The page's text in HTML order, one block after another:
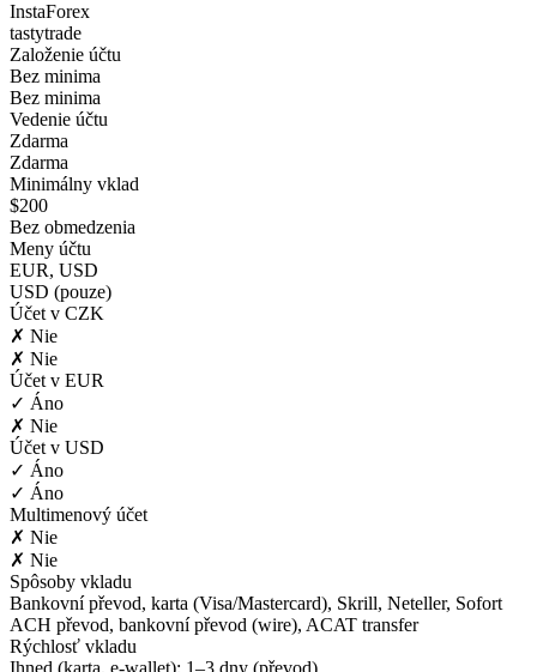
InstaForex
tastytrade
Založenie účtu
Bez minima
Bez minima
Vedenie účtu
Zdarma
Zdarma
Minimálny vklad
$200
Bez obmedzenia
Meny účtu
EUR, USD
USD (pouze)
Účet v CZK
✗ Nie
✗ Nie
Účet v EUR
✓ Áno
✗ Nie
Účet v USD
✓ Áno
✓ Áno
Multimenový účet
✗ Nie
✗ Nie
Spôsoby vkladu
Bankovní převod, karta (Visa/Mastercard), Skrill, Neteller, Sofort
ACH převod, bankovní převod (wire), ACAT transfer
Rýchlosť vkladu